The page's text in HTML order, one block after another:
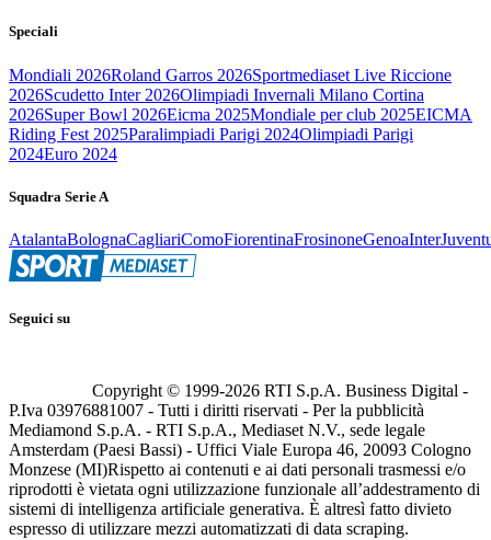
Speciali
Mondiali 2026Roland Garros 2026Sportmediaset Live Riccione
2026Scudetto Inter 2026Olimpiadi Invernali Milano Cortina
2026Super Bowl 2026Eicma 2025Mondiale per club 2025EICMA
Riding Fest 2025Paralimpiadi Parigi 2024Olimpiadi Parigi
2024Euro 2024
Squadra Serie A
AtalantaBolognaCagliariComoFiorentinaFrosinoneGenoaInter
Seguici su
Copyright © 1999-2026 RTI S.p.A. Business Digital -
P.Iva 03976881007 - Tutti i diritti riservati - Per la pubblicità
Mediamond S.p.A. - RTI S.p.A., Mediaset N.V., sede legale
Amsterdam (Paesi Bassi) - Uffici Viale Europa 46, 20093 Cologno
Monzese (MI)Rispetto ai contenuti e ai dati personali trasmessi e/o
riprodotti è vietata ogni utilizzazione funzionale all’addestramento di
sistemi di intelligenza artificiale generativa. È altresì fatto divieto
espresso di utilizzare mezzi automatizzati di data scraping.